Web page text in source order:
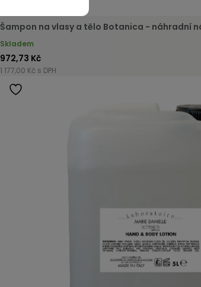
Šampon na vlasy a tělo Botanica - náhradní
Skladem
972,73 Kč
1 177,00 Kč s DPH